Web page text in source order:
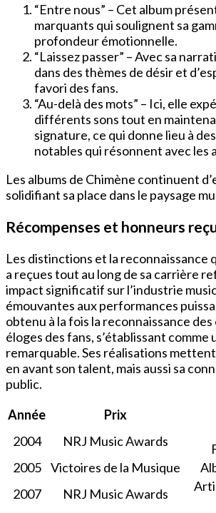
“Entre nous” – Cet album
marquants qui soulignent sa
profondeur émotionnelle.
“Laissez passer” – Avec sa
dans des thèmes de désir et
favori des fans.
“Au-delà des mots” – Ici, elle
différents sons tout en
signature, ce qui donne lieu à
notables qui résonnent avec les
Les albums de Chimène continuent
solidifiant sa place dans le paysage
Récompenses et honneurs
Les distinctions et la reconnaissance
a reçues tout au long de sa carrière
impact significatif sur l’industrie
émouvantes aux performances
obtenu à la fois la reconnaissance
éloges des fans, s’établissant comme
remarquable. Ses réalisations
en avant son talent, mais aussi sa
public.
Année
Prix
2004
NRJ Music Awards
2005
Victoires de la Musique
2007
NRJ Music Awards